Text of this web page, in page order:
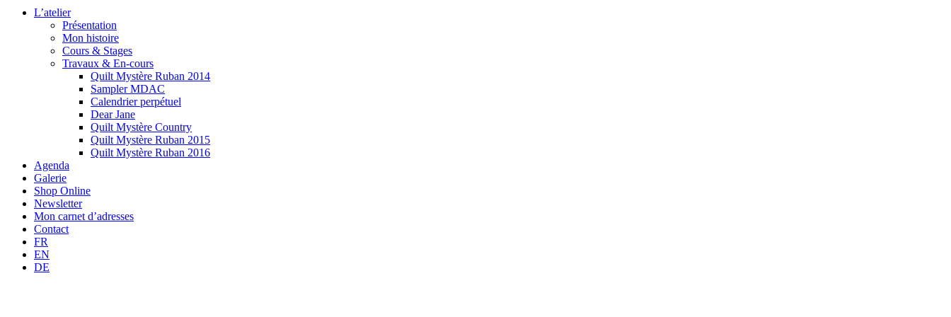
L’atelier
Présentation
Mon histoire
Cours & Stages
Travaux & En-cours
Quilt Mystère Ruban 2014
Sampler MDAC
Calendrier perpétuel
Dear Jane
Quilt Mystère Country
Quilt Mystère Ruban 2015
Quilt Mystère Ruban 2016
Agenda
Galerie
Shop Online
Newsletter
Mon carnet d’adresses
Contact
FR
EN
DE